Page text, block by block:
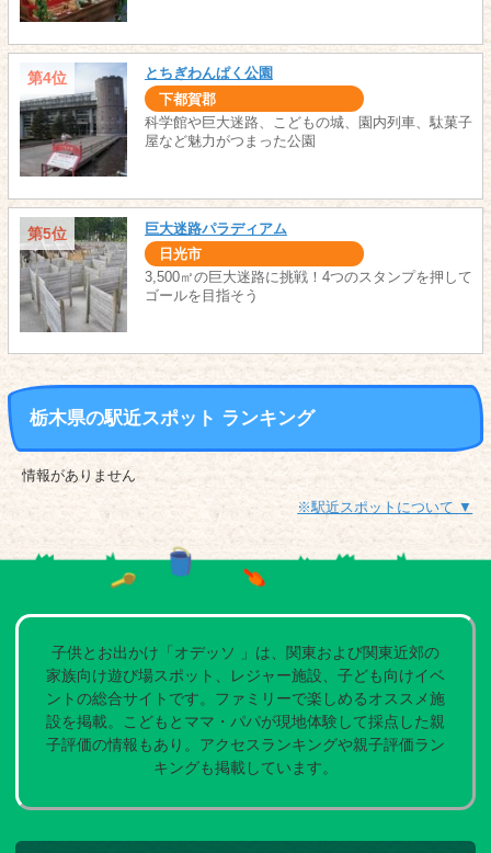
第4位 とちぎわんぱく公園
下都賀郡
科学館や巨大迷路、こどもの城、園内列車、駄菓子
屋など魅力がつまった公園
第5位 巨大迷路パラディアム
日光市
3,500㎡の巨大迷路に挑戦！4つのスタンプを押して
ゴールを目指そう
栃木県の駅近スポット ランキング
情報がありません
※駅近スポットについて ▼
子供とお出かけ「オデッソ 」は、関東および関東近郊の
家族向け遊び場スポット、レジャー施設、子ども向けイベ
ントの総合サイトです。ファミリーで楽しめるオススメ施
設を掲載。こどもとママ・パパが現地体験して採点した親
子評価の情報もあり。アクセスランキングや親子評価ラン
キングも掲載しています。